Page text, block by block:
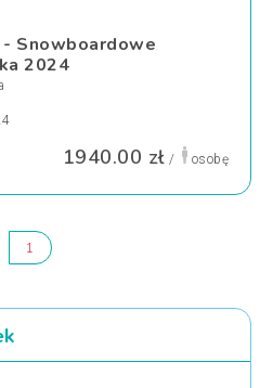
Snowboardowe
2024
1940.00 zł / osobę
1